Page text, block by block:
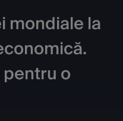
mondiale la
o